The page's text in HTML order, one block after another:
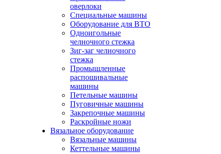
оверлоки
Специальные машины
Оборудование для ВТО
Одноигольные
челночного стежка
Зиг-заг челночного
стежка
Промышленные
распошивальные
машины
Петельные машины
Пуговичные машины
Закрепочные машины
Раскройные ножи
Вязальное оборудование
Вязальные машины
Кеттельные машины